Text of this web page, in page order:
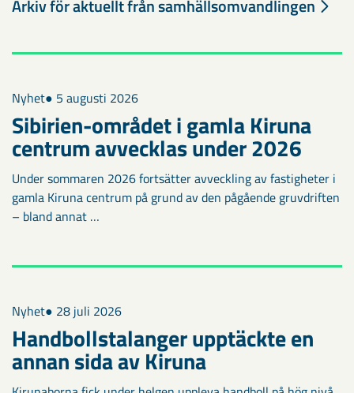
Arkiv för aktuellt från samhällsomvandlingen
Nyhet● 5 augusti 2026
Sibirien-området i gamla Kiruna
centrum avvecklas under 2026
Under sommaren 2026 fortsätter avveckling av fastigheter i
gamla Kiruna centrum på grund av den pågående gruvdriften
– bland annat …
Nyhet● 28 juli 2026
Handbollstalanger upptäckte en
annan sida av Kiruna